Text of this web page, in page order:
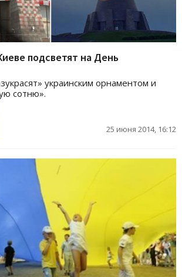
подсветят на День
украинским орнаментом и
сотню».
25 июня 2014, 16:12